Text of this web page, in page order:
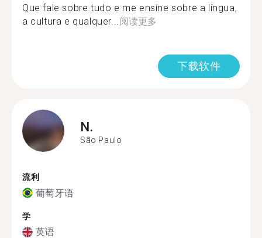
Que fale sobre tudo e me ensine sobre a língua,
a cultura e qualquer...阅读更多
下载软件
N.
São Paulo
流利
葡萄牙语
学
英语